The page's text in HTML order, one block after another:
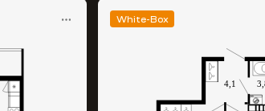
White-Box